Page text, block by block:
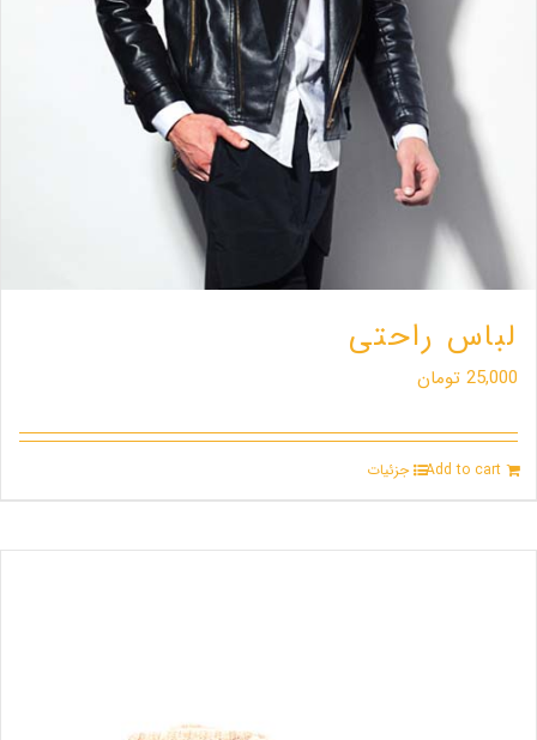
لباس راحتی
25,000 تومان
Add to cart جزئیات